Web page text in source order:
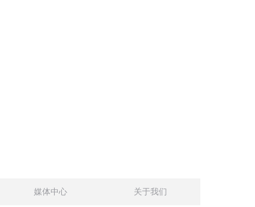
媒体中心 关于我们